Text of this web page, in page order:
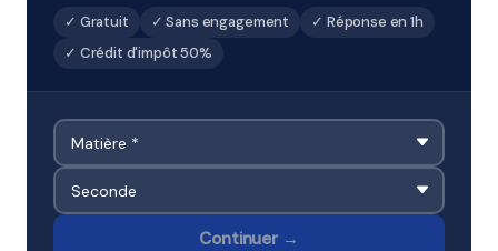
✓ Gratuit ✓ Sans engagement
✓ Réponse en 1h
✓ Crédit d'impôt 50%
Continuer →